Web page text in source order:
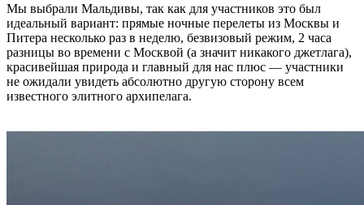
Мы выбрали Мальдивы, так как для участников это был
идеальный вариант: прямые ночные перелеты из Москвы и
Питера несколько раз в неделю, безвизовый режим, 2 часа
разницы во времени с Москвой (а значит никакого джетлага),
красивейшая природа и главный для нас плюс — участники
не ожидали увидеть абсолютно другую сторону всем
известного элитного архипелага.